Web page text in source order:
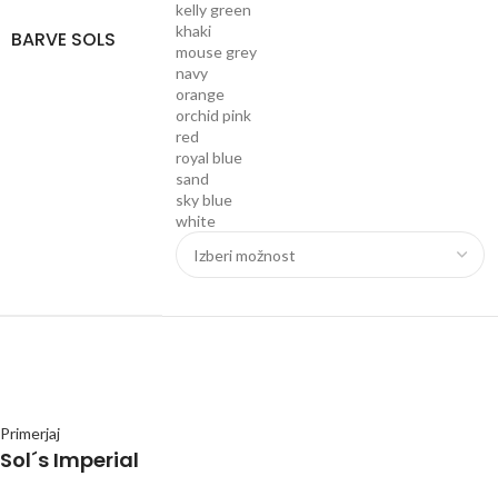
BARVE SOLS
kelly green
khaki
mouse grey
navy
orange
orchid pink
red
royal blue
sand
sky blue
white
Primerjaj
Sol´s Imperial